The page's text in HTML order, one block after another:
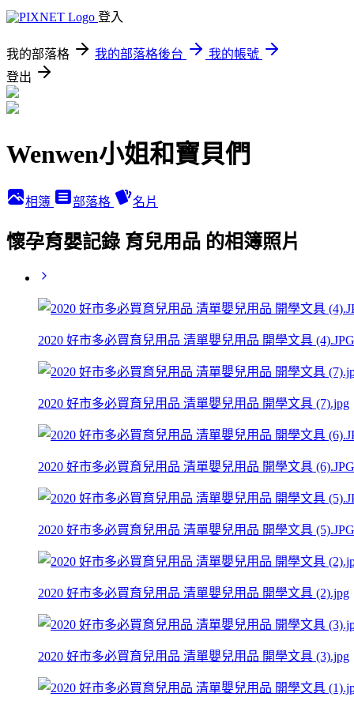
登入
我的部落格 我的部落格後台
我的帳號
登出
Wenwen小姐和寶貝們
相簿 部落格 名片
懷孕育嬰記錄 育兒用品 的相簿照片
2020 好市多必買育兒用品 清單嬰兒用品 開學文具 (4).JPG
2020 好市多必買育兒用品 清單嬰兒用品 開學文具 (7).jpg
2020 好市多必買育兒用品 清單嬰兒用品 開學文具 (6).JPG
2020 好市多必買育兒用品 清單嬰兒用品 開學文具 (5).JPG
2020 好市多必買育兒用品 清單嬰兒用品 開學文具 (2).jpg
2020 好市多必買育兒用品 清單嬰兒用品 開學文具 (3).jpg